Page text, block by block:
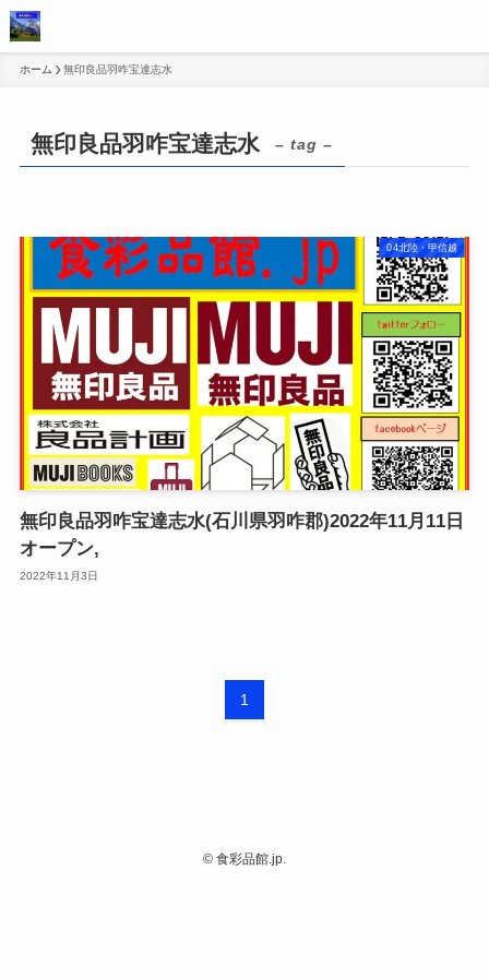
ホーム 無印良品羽咋宝達志水
無印良品羽咋宝達志水 – tag –
04北陸・甲信越
無印良品羽咋宝達志水(石川県羽咋郡)2022年11月11日
オープン,
2022年11月3日
1
© 食彩品館.jp.